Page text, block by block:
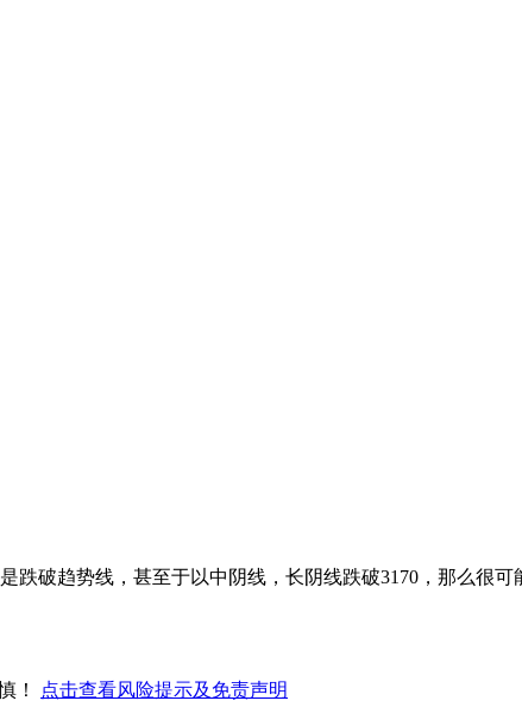
破趋势线，甚至于以中阴线，长阴线跌破3170，那么很可
！ 点击查看风险提示及免责声明